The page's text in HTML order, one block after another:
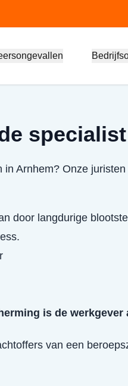
in Arnhem? Onze
door langdurige
is de werkgever
van een